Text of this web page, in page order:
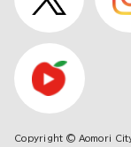
Copyright © Aomori